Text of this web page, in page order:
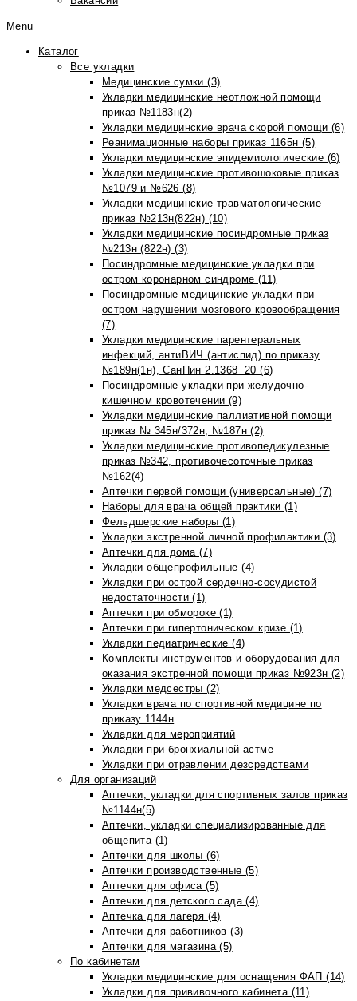
Menu
Каталог
Все укладки
Медицинские сумки (3)
Укладки медицинские неотложной помощи
приказ №1183н(2)
Укладки медицинские врача скорой помощи (6)
Реанимационные наборы приказ 1165н (5)
Укладки медицинские эпидемиологические (6)
Укладки медицинские противошоковые приказ
№1079 и №626 (8)
Укладки медицинские травматологические
приказ №213н(822н) (10)
Укладки медицинские посиндромные приказ
№213н (822н) (3)
Посиндромные медицинские укладки при
остром коронарном синдроме (11)
Посиндромные медицинские укладки при
остром нарушении мозгового кровообращения
(7)
Укладки медицинские парентеральных
инфекций, антиВИЧ (антиспид) по приказу
№189н(1н), СанПин 2.1368−20 (6)
Посиндромные укладки при желудочно-
кишечном кровотечении (9)
Укладки медицинские паллиативной помощи
приказ № 345н/372н, №187н (2)
Укладки медицинские противопедикулезные
приказ №342, противочесоточные приказ
№162(4)
Аптечки первой помощи (универсальные) (7)
Наборы для врача общей практики (1)
Фельдшерские наборы (1)
Укладки экстренной личной профилактики (3)
Аптечки для дома (7)
Укладки общепрофильные (4)
Укладки при острой сердечно-сосудистой
недостаточности (1)
Аптечки при обмороке (1)
Аптечки при гипертоническом кризе (1)
Укладки педиатрические (4)
Комплекты инструментов и оборудования для
оказания экстренной помощи приказ №923н (2)
Укладки медсестры (2)
Укладки врача по спортивной медицине по
приказу 1144н
Укладки для мероприятий
Укладки при бронхиальной астме
Укладки при отравлении дезсредствами
Для организаций
Аптечки, укладки для спортивных залов приказ
№1144н(5)
Аптечки, укладки специализированные для
общепита (1)
Аптечки для школы (6)
Аптечки производственные (5)
Аптечки для офиса (5)
Аптечки для детского сада (4)
Аптечка для лагеря (4)
Аптечки для работников (3)
Аптечки для магазина (5)
По кабинетам
Укладки медицинские для оснащения ФАП (14)
Укладки для прививочного кабинета (11)